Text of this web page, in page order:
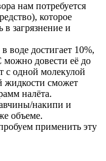
нам потребуется
которое
загрязнение и
воде достигает 10%,
можно довести её до
с одной молекулой
жидкости сможет
налёта.
накипи и
объеме.
применить эту